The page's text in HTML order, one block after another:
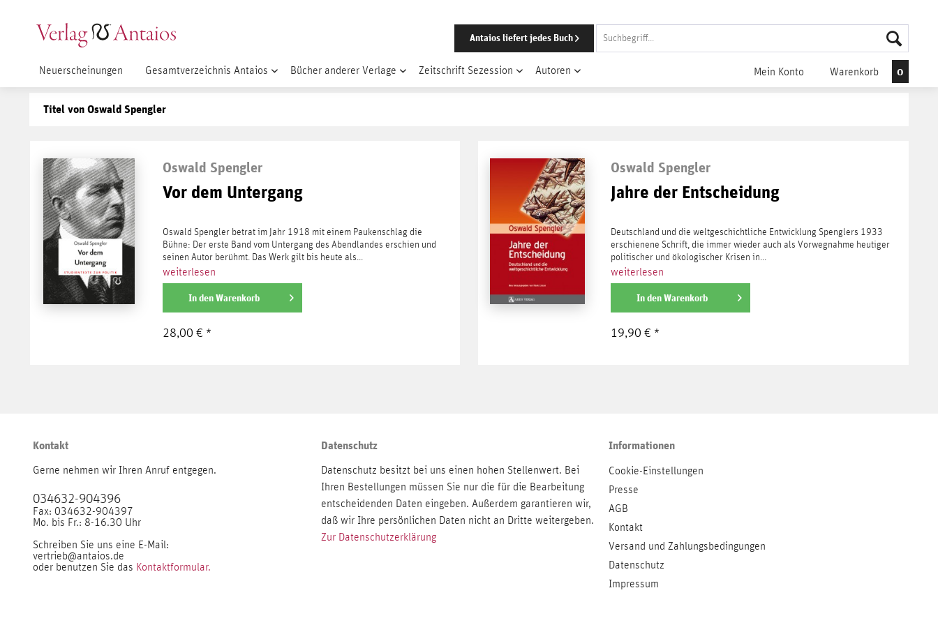
Antaios liefert jedes Buch
Neuerscheinungen Gesamtverzeichnis Antaios Bücher anderer Verlage Zeitschrift Sezession Autoren Mein Konto Warenkorb 0
Titel von Oswald Spengler
Oswald Spengler
Vor dem Untergang
Oswald Spengler betrat im Jahr 1918 mit einem Paukenschlag die
Bühne: Der erste Band vom Untergang des Abendlandes erschien und
seinen Autor berühmt. Das Werk gilt bis heute als...
weiterlesen
In den Warenkorb
28,00 € *
Oswald Spengler
Jahre der Entscheidung
Deutschland und die weltgeschichtliche Entwicklung Spenglers 1933
erschienene Schrift, die immer wieder auch als Vorwegnahme heutiger
politischer und ökologischer Krisen in...
weiterlesen
In denWarenkorb
19,90 € *
Kontakt
Gerne nehmen wir Ihren Anruf entgegen.
034632-904396
Fax: 034632-904397
Mo. bis Fr.: 8-16.30 Uhr
Schreiben Sie uns eine E-Mail:
vertrieb@antaios.de
oder benutzen Sie das Kontaktformular.
Datenschutz
Datenschutz besitzt bei uns einen hohen Stellenwert. Bei
Ihren Bestellungen müssen Sie nur die für die Bearbeitung
entscheidenden Daten eingeben. Außerdem garantieren wir,
daß wir Ihre persönlichen Daten nicht an Dritte weitergeben.
Zur Datenschutzerklärung
Informationen
Cookie-Einstellungen
Presse
AGB
Kontakt
Versand und Zahlungsbedingungen
Datenschutz
Impressum